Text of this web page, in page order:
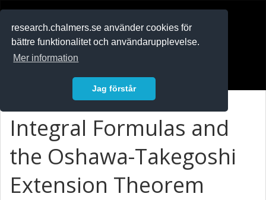
research.chalmers.se använder cookies för
bättre funktionalitet och användarupplevelse.
Mer information
Jag förstår
Integral Formulas and
the Oshawa-Takegoshi
Extension Theorem